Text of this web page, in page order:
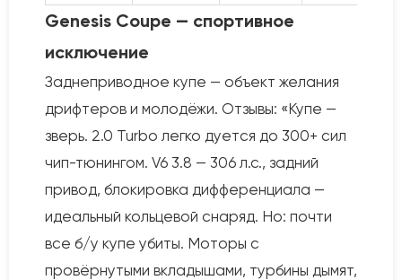
Genesis Coupe — спортивное
исключение
Заднеприводное купе — объект желания
дрифтеров и молодёжи. Отзывы: «Купе —
зверь. 2.0 Turbo легко дуется до 300+ сил
чип-тюнингом. V6 3.8 — 306 л.с., задний
привод, блокировка дифференциала —
идеальный кольцевой снаряд. Но: почти
все б/у купе убиты. Моторы с
провёрнутыми вкладышами, турбины дымят,